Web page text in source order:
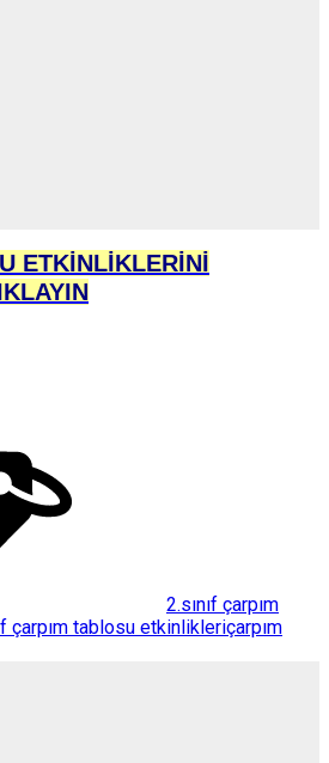
ETKİNLİKLERİNİ
2.sınıf çarpım
çarpım tablosu etkinlikleriçarpım